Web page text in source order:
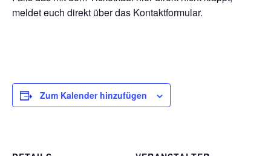
meldet euch direkt über das Kontaktformular.
Zum Kalender hinzufügen